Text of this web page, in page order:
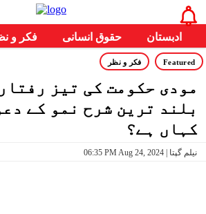
فکر و حقوق انسانی ادبستان
Featured فکر و نظر
مودی حکومت کی تیز
بلند ترین شرح نمو کے
کہاں ہے؟
06:35 PM Aug 24, 2024 | نیلم گپتا